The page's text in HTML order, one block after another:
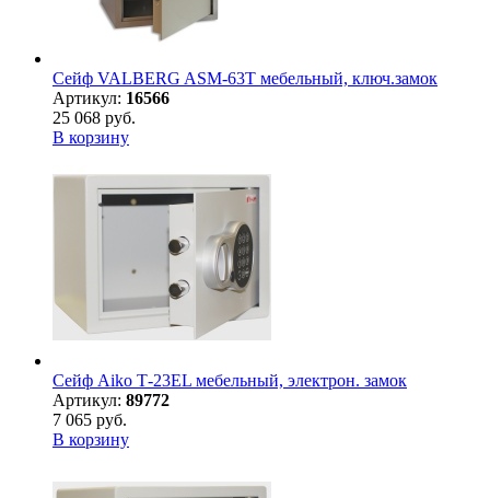
Сейф VALBERG ASM-63T мебельный, ключ.замок
Артикул: 16566
25 068 руб.
В корзину
Сейф Aiko Т-23EL мебельный, электрон. замок
Артикул: 89772
7 065 руб.
В корзину